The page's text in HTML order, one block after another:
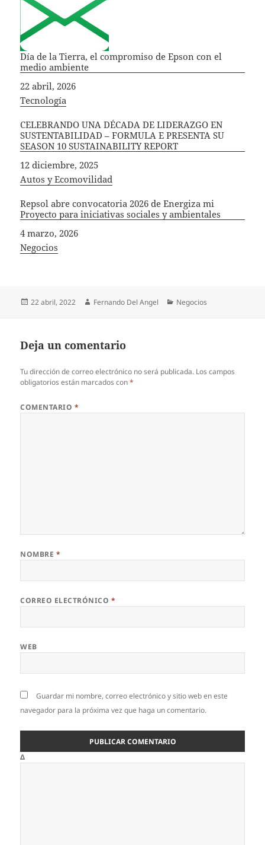
Día de la Tierra, el compromiso de Epson con el
medio ambiente
Fecha
22 abril, 2026
In relation to
Tecnología
CELEBRANDO UNA DÉCADA DE LIDERAZGO EN
SUSTENTABILIDAD – FORMULA E PRESENTA SU
SEASON 10 SUSTAINABILITY REPORT
Fecha
12 diciembre, 2025
In relation to
Autos y Ecomovilidad
Repsol abre convocatoria 2026 de Energiza mi
Proyecto para iniciativas sociales y ambientales
Fecha
4 marzo, 2026
In relation to
Negocios
Publicado
22 abril, 2022 Autor
Fernando Del Angel Categorías
Negocios
Deja un comentario
Tu dirección de correo electrónico no será publicada. Los campos
obligatorios están marcados con*
COMENTARIO *
NOMBRE *
CORREO ELECTRÓNICO *
WEB
Guardar mi nombre, correo electrónico y sitio web en este
navegador para la próxima vez que haga un comentario.
Δ